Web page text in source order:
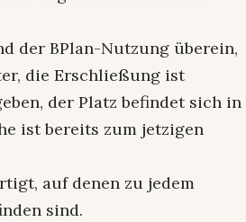
der BPlan-Nutzung überein,
die Erschließung ist
der Platz befindet sich in
ist bereits zum jetzigen
auf denen zu jedem
sind.